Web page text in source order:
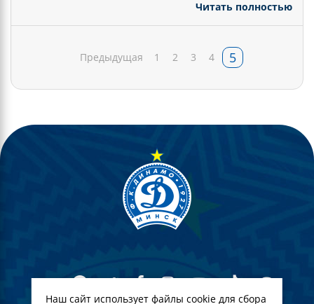
Читать полностью
Предыдущая 1 2 3 4 5
Наш сайт использует файлы cookie для сбора